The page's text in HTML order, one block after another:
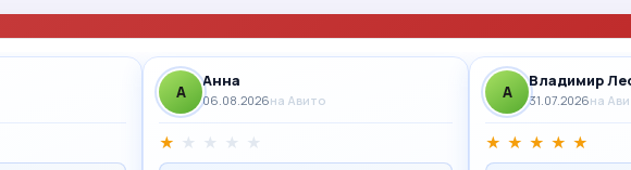
A
Анна
06.08.2026на Авито
★ ★ ★ ★ ★
A
Владимир
31.07.2026на
★ ★ ★ ★ ★